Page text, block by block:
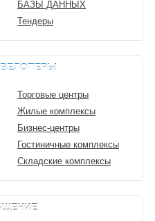
БАЗЫ ДАННЫХ
Тендеры
Торговые центры
Жилые комплексы
Бизнес-центры
Гостиничные комплексы
Складские комплексы